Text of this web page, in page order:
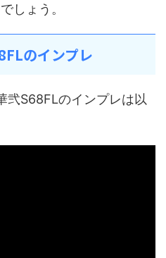
しょう。
のインプレ
弐S68FLのインプレは以